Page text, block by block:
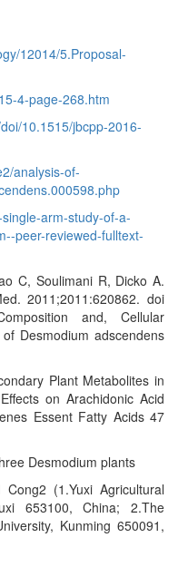
12014/5.Proposal-
4-page-268.htm
10.1515/jbcpp-2016-
analysis-of-
arm-study-of-a-
peer-reviewed-fulltext-
C, Soulimani R, Dicko A.
2011;2011:620862. doi
and, Cellular
Desmodium adscendens
Plant Metabolites in
on Arachidonic Acid
Essent Fatty Acids 47
Desmodium plants
(1.Yuxi Agricultural
653100, China; 2.The
Kunming 650091,